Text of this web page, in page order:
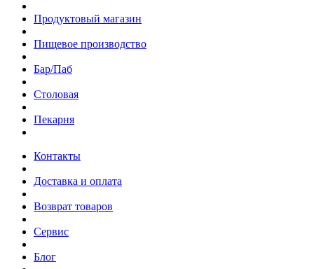
Продуктовый магазин
Пищевое производство
Бар/Паб
Столовая
Пекарня
Контакты
Доставка и оплата
Возврат товаров
Сервис
Блог